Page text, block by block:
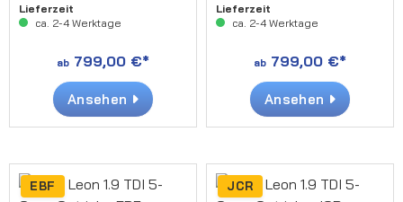
Lieferzeit
ca. 2-4 Werktage
ab 799,00 €*
Ansehen
Lieferzeit
ca. 2-4 Werktage
ab 799,00 €*
Ansehen
EBF JCR